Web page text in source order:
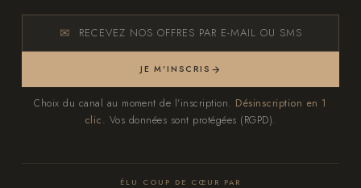
RECEVEZ NOS OFFRES PAR E-MAIL OU SMS
JE M'INSCRIS
Choix du canal au moment de l'inscription. Désinscription en 1
clic. Vos données sont protégées (RGPD).
ÉLU COUP DE CŒUR PAR